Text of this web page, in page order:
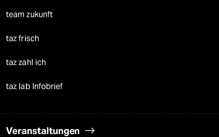
team zukunft
taz frisch
taz zahl ich
taz lab Infobrief
Veranstaltungen